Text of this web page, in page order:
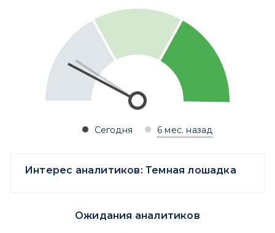
Сегодня 6 мес. назад
Интерес аналитиков: Темная лошадка
Ожидания аналитиков